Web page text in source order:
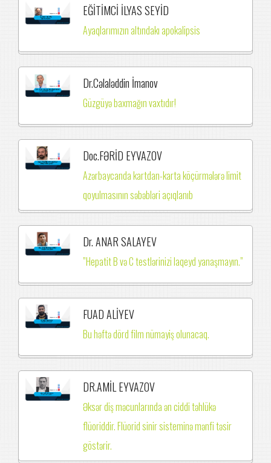
EĞİTİMCİ İLYAS SEYİD
Ayaqlarımızın altındakı apokalipsis
Dr.Cəlaləddin İmanov
Güzgüyə baxmağın vaxtıdır!
Doc.FƏRİD EYVAZOV
Azərbaycanda kartdan-karta köçürmələrə limit
qoyulmasının səbəbləri açıqlanıb
Dr. ANAR SALAYEV
”Hepatit B və C testlərinizi laqeyd yanaşmayın.”
FUAD ALİYEV
Bu həftə dörd film nümayiş olunacaq.
DR.AMİL EYVAZOV
Əksər diş məcunlarında ən ciddi təhlükə
flüoriddir. Flüorid sinir sisteminə mənfi təsir
göstərir.